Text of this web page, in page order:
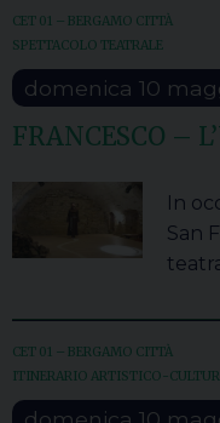
CET 01 – BERGAMO CITTÀ
SPETTACOLO TEATRALE
domenica 10
FRANCESCO –
In
San
CET 01 – BERGAMO CITTÀ
ITINERARIO ARTISTICO-